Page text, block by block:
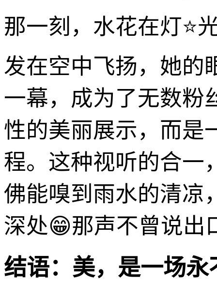
那一刻，水花在灯⭐
发在空中飞扬，她的
一幕，成为了无数粉
性的美丽展示，而是
程。这种视听的合一
佛能嗅到雨水的清凉
深处😁那声不曾说出
结语：美，是一场